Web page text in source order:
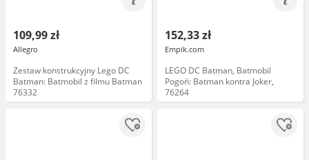
109,99 zł
Allegro
Zestaw konstrukcyjny Lego DC
Batman: Batmobil z filmu Batman
76332
152,33 zł
Empik.com
LEGO DC Batman, Batmobil
Pogoń: Batman kontra Joker,
76264